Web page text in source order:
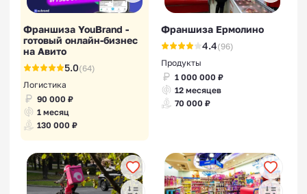
Франшиза YouBrand -
готовый онлайн-бизнес
на Авито
5.0(64)
Логистика
90 000 ₽
1 месяц
130 000 ₽
Франшиза Ермолино
4.4(96)
Продукты
1 000 000 ₽
12 месяцев
70 000 ₽